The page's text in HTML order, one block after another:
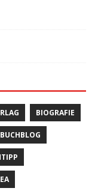
BIOGRAFIE
BUCHBLOG